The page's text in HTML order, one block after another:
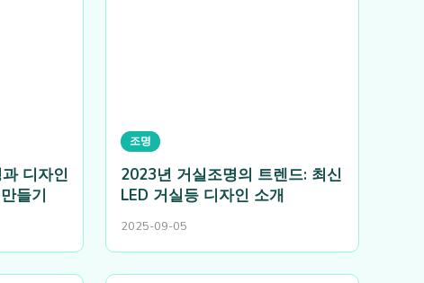
디자인
들기
조명
2023년 거실조명의 트렌드: 최신
LED 거실등 디자인 소개
2025-09-05